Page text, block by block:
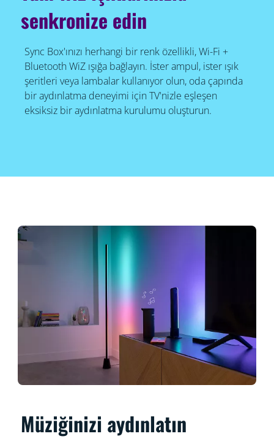
senkronize edin
Sync Box'ınızı herhangi bir renk özellikli, Wi-Fi +
Bluetooth WiZ ışığa bağlayın. İster ampul, ister ışık
şeritleri veya lambalar kullanıyor olun, oda çapında
bir aydınlatma deneyimi için TV'nizle eşleşen
eksiksiz bir aydınlatma kurulumu oluşturun.
Müziğinizi aydınlatın